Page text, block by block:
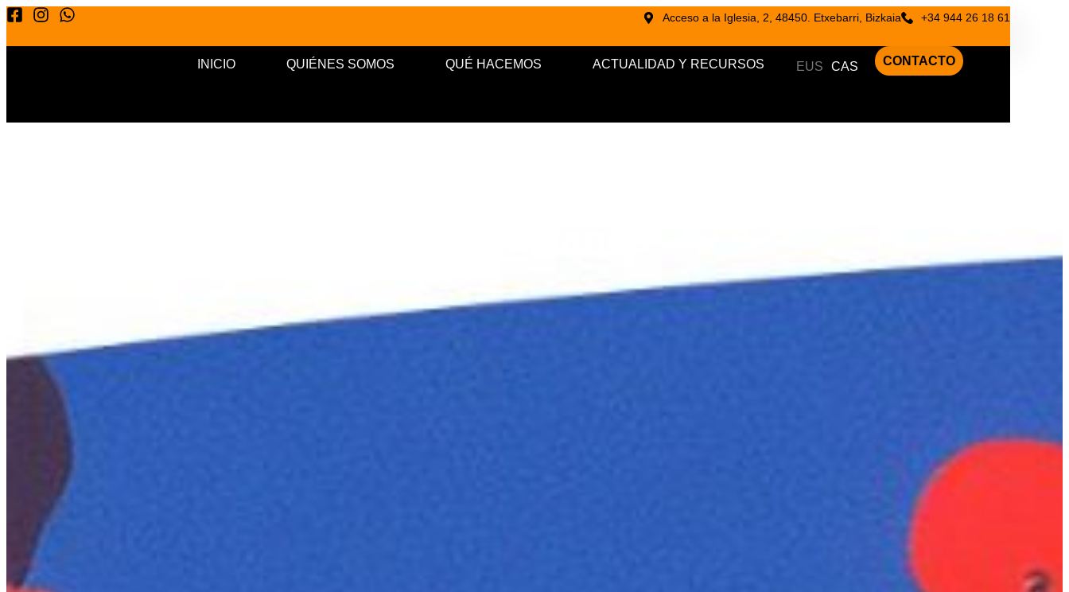
Acceso a la Iglesia, 2, 48450. Etxebarri, Bizkaia +34 944 26 18 61
INICIO QUIÉNES SOMOS QUÉ HACEMOS ACTUALIDAD Y RECURSOS EUS CAS CONTACTO